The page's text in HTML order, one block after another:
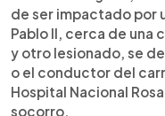
de ser impactado por
Pablo II, cerca de una
y otro lesionado, se
o el conductor del
Hospital Nacional
socorro.